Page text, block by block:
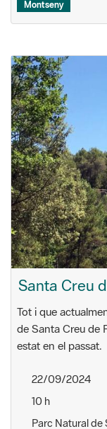
Montseny
Santa Creu
Tot i que
de Santa Creu de
estat en el passat.
22/09/2024
10 h
Parc Natural de